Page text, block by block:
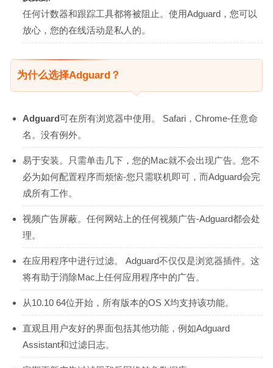
任何计数器和跟踪工具都将被阻止。使用Adguard，您可以
放心，您的在线活动是私人的。
为什么选择Adguard？
Adguard可在所有浏览器中使用。 Safari，Chrome-任意命
名。没有例外。
易于安装。只需单击几下，您的Mac就不会出现广告。您不
必为如何配置程序而烦恼-您只需联机即可，而Adguard会完
成所有工作。
视频广告屏蔽。任何网站上的任何视频广告-Adguard都会处
理。
在应用程序中进行过滤。 Adguard不仅仅是浏览器插件。这
将有助于消除Mac上任何应用程序中的广告。
从10.10 64位开始，所有版本的OS X均支持该功能。
直观且用户友好的界面包括其他功能，例如Adguard
Assistant和过滤日志。